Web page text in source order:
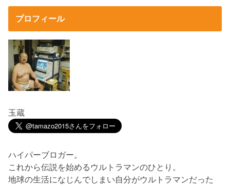
プロフィール
玉蔵
ハイパーブロガー。
これから伝説を始めるウルトラマンのひとり。
地球の生活になじんでしまい自分がウルトラマンだった